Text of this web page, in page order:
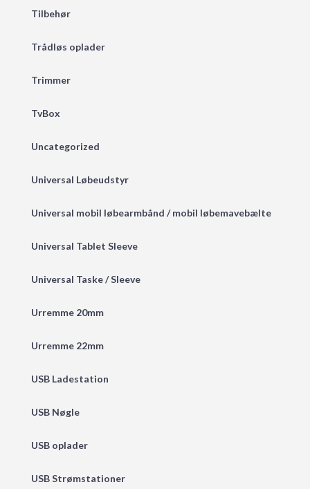
Tilbehør
Trådløs oplader
Trimmer
TvBox
Uncategorized
Universal Løbeudstyr
Universal mobil løbearmbånd / mobil løbemavebælte
Universal Tablet Sleeve
Universal Taske / Sleeve
Urremme 20mm
Urremme 22mm
USB Ladestation
USB Nøgle
USB oplader
USB Strømstationer